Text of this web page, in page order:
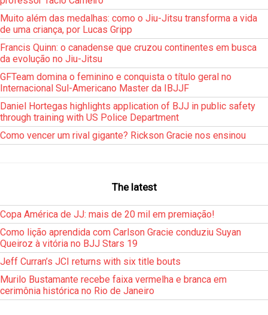
Muito além das medalhas: como o Jiu-Jitsu transforma a vida
de uma criança, por Lucas Gripp
Francis Quinn: o canadense que cruzou continentes em busca
da evolução no Jiu-Jitsu
GFTeam domina o feminino e conquista o título geral no
Internacional Sul-Americano Master da IBJJF
Daniel Hortegas highlights application of BJJ in public safety
through training with US Police Department
Como vencer um rival gigante? Rickson Gracie nos ensinou
The latest
Copa América de JJ: mais de 20 mil em premiação!
Como lição aprendida com Carlson Gracie conduziu Suyan
Queiroz à vitória no BJJ Stars 19
Jeff Curran’s JCI returns with six title bouts
Murilo Bustamante recebe faixa vermelha e branca em
cerimônia histórica no Rio de Janeiro